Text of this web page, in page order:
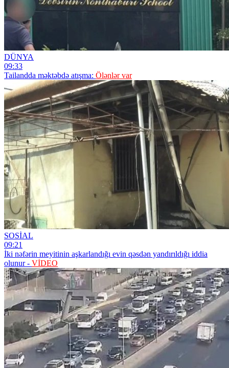
DÜNYA
09:33
Tailandda məktəbdə atışma: Ölənlər var
SOSİAL
09:21
İki nəfərin meyitinin aşkarlandığı evin qəsdən yandırıldığı iddia
olunur - VİDEO